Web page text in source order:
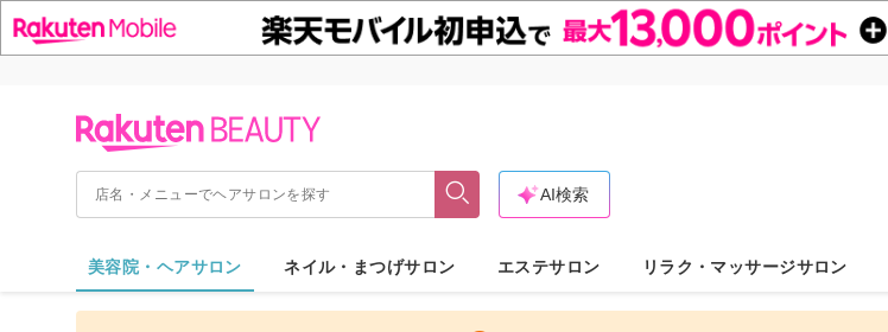
AI検索
美容院・ヘアサロン ネイル・まつげサロン エステサロン リラク・マッサージサロン